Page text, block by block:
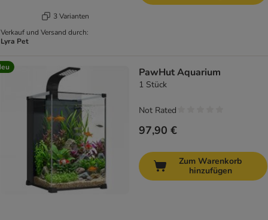
3 Varianten
Verkauf und Versand durch:
Lyra Pet
PawHut Aquarium
1 Stück
97,90 €
Not Rated
Zum Warenkorb
hinzufügen